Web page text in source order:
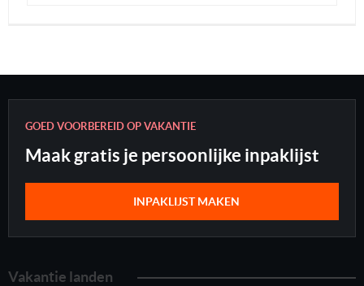
GOED VOORBEREID OP VAKANTIE
Maak gratis je persoonlijke inpaklijst
INPAKLIJST MAKEN
Vakantie landen